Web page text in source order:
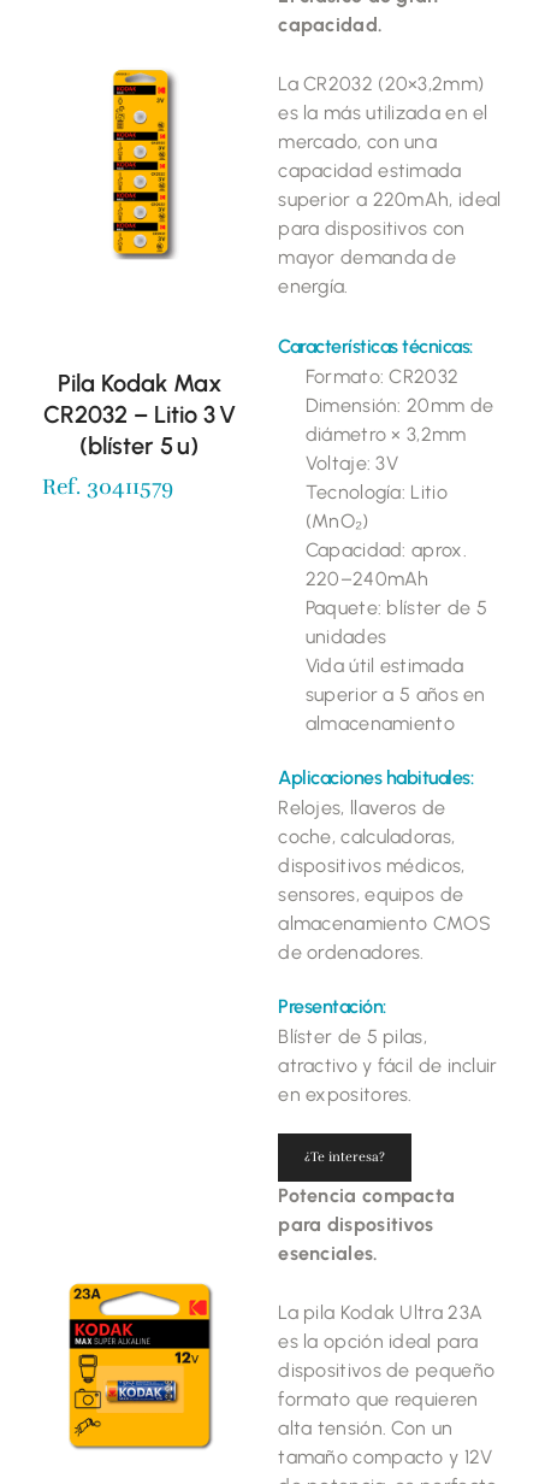
Pila Kodak Max
CR2032 – Litio 3 V
(blíster 5 u)
Ref. 30411579
capacidad.
La CR2032 (20×3,2mm)
es la más utilizada en el
mercado, con una
capacidad estimada
superior a 220mAh, ideal
para dispositivos con
mayor demanda de
energía.
Características técnicas:
Formato: CR2032
Dimensión: 20mm de
diámetro × 3,2mm
Voltaje: 3V
Tecnología: Litio
(MnO₂)
Capacidad: aprox.
220–240mAh
Paquete: blíster de 5
unidades
Vida útil estimada
superior a 5 años en
almacenamiento
Aplicaciones habituales:
Relojes, llaveros de
coche, calculadoras,
dispositivos médicos,
sensores, equipos de
almacenamiento CMOS
de ordenadores.
Presentación:
Blíster de 5 pilas,
atractivo y fácil de incluir
en expositores.
¿Te interesa?
Potencia compacta
para dispositivos
esenciales.
La pila Kodak Ultra 23A
es la opción ideal para
dispositivos de pequeño
formato que requieren
alta tensión. Con un
tamaño compacto y 12V